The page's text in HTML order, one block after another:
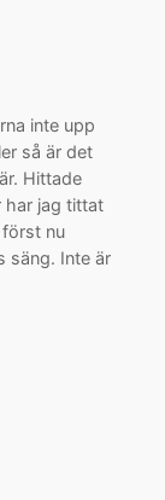
inte upp
så är det
Hittade
har jag tittat
nu
säng. Inte är